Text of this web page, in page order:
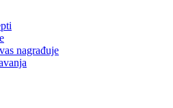
nagrađuje